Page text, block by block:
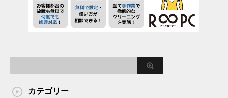
カテゴリー